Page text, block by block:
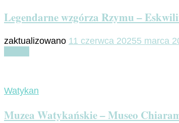
Legendarne wzgórza Rzymu –
zaktualizowano 11 czerwca 20255 marca
Watykan
Muzea Watykańskie – Museo